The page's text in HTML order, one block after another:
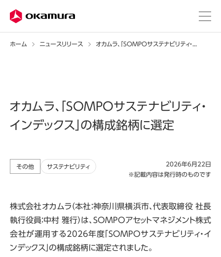
ホーム ニュースリリース
オカムラ、「SOMPOサステナビリティ・
インデックス」の構成銘柄に選定
その他 サステナビリティ
2026年6月22日
※記載内容は発行時のものです
株式会社オカムラ（本社：神奈川県横浜市、代表取締役 社長
執行役員：中村 雅行）は、 SOMPOアセットマネジメント株式
会社が運用する2026年度「 SOMPOサステナビリティ・イ
ンデックス」の構成銘柄に選定されました。